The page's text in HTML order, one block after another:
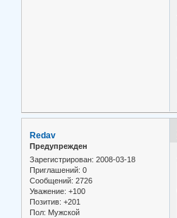
Redav
Предупрежден
Зарегистрирован: 2008-03-18
Приглашений: 0
Сообщений: 2726
Уважение: +100
Позитив: +201
Пол: Мужской